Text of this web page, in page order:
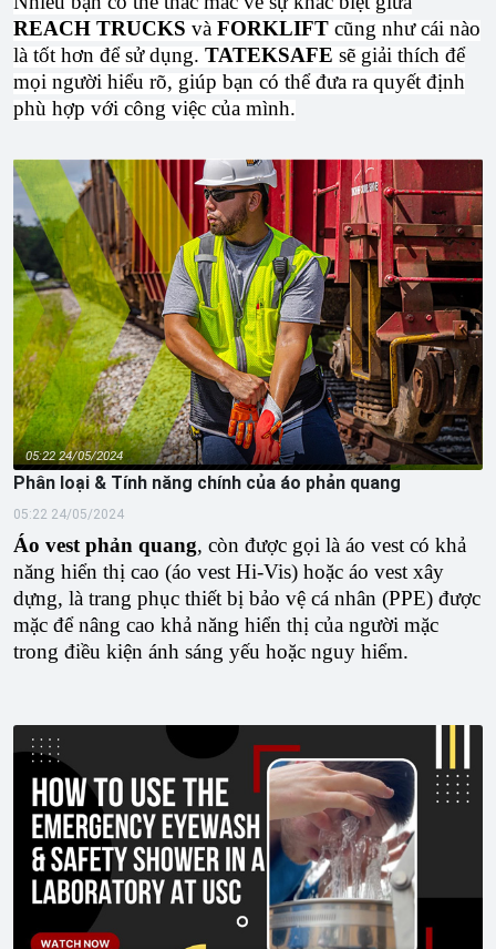
REACH TRUCKS và FORKLIFT cũng như cái nào
là tốt hơn để sử dụng. TATEKSAFE sẽ giải thích để
mọi người hiểu rõ, giúp bạn có thể đưa ra quyết định
phù hợp với công việc của mình.
05:22 24/05/2024
Phân loại & Tính năng chính của áo phản quang
05:22 24/05/2024
Áo vest phản quang, còn được gọi là áo vest có khả
năng hiển thị cao (áo vest Hi-Vis) hoặc áo vest xây
dựng, là trang phục thiết bị bảo vệ cá nhân (PPE) được
mặc để nâng cao khả năng hiển thị của người mặc
trong điều kiện ánh sáng yếu hoặc nguy hiểm.